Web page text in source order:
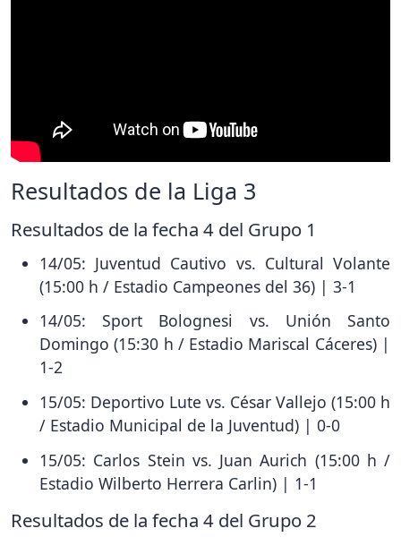
Resultados de la Liga 3
Resultados de la fecha 4 del Grupo 1
14/05: Juventud Cautivo vs. Cultural Volante
(15:00 h / Estadio Campeones del 36) | 3-1
14/05: Sport Bolognesi vs. Unión Santo
Domingo (15:30 h / Estadio Mariscal Cáceres) |
1-2
15/05: Deportivo Lute vs. César Vallejo (15:00 h
/ Estadio Municipal de la Juventud) | 0-0
15/05: Carlos Stein vs. Juan Aurich (15:00 h /
Estadio Wilberto Herrera Carlin) | 1-1
Resultados de la fecha 4 del Grupo 2